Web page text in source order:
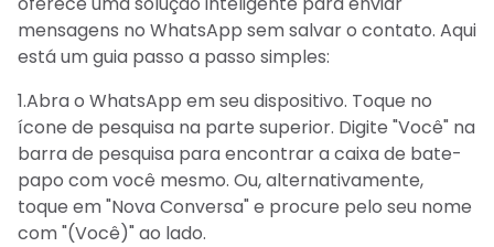
mensagens no WhatsApp sem salvar o contato. Aqui
está um guia passo a passo simples:
1.Abra o WhatsApp em seu dispositivo. Toque no
ícone de pesquisa na parte superior. Digite "Você" na
barra de pesquisa para encontrar a caixa de bate-
papo com você mesmo. Ou, alternativamente,
toque em "Nova Conversa" e procure pelo seu nome
com "(Você)" ao lado.